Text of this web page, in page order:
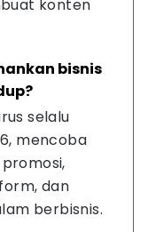
konten
bisnis
selalu
mencoba
dan
berbisnis.